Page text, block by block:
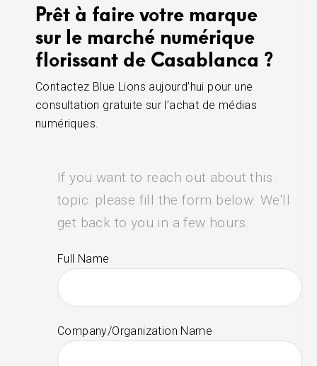
Prêt à faire votre marque
sur le marché numérique
florissant de Casablanca ?
Contactez Blue Lions aujourd’hui pour une
consultation gratuite sur l’achat de médias
numériques.
If you want to reach out about this
topic: please fill the form below. We'll
get back to you in a few hours.
Full Name
Company/Organization Name